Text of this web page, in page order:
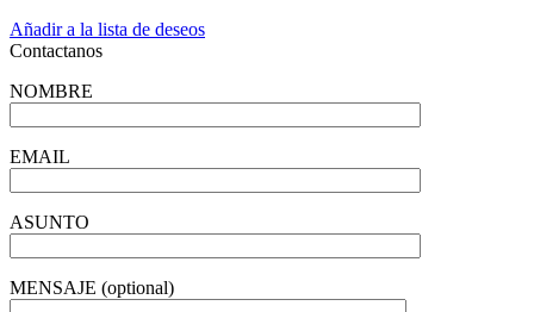
Añadir a la lista de deseos
Contactanos
NOMBRE
EMAIL
ASUNTO
MENSAJE (optional)